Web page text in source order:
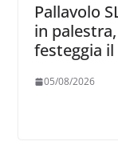
Pallavolo
in
festeggia il
05/08/2026